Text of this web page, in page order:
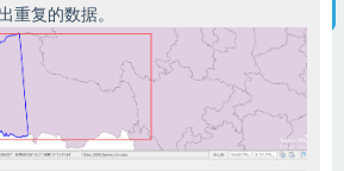
重复的数据。